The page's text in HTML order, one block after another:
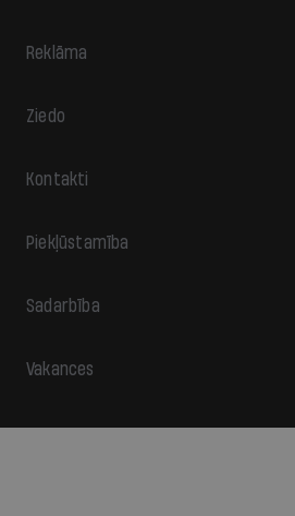
Reklāma
Ziedo
Kontakti
Piekļūstamība
Sadarbība
Vakances